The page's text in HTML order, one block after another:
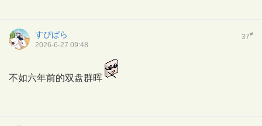
37#
すぴぱら
2026-6-27 09:48
不如六年前的双盘群晖